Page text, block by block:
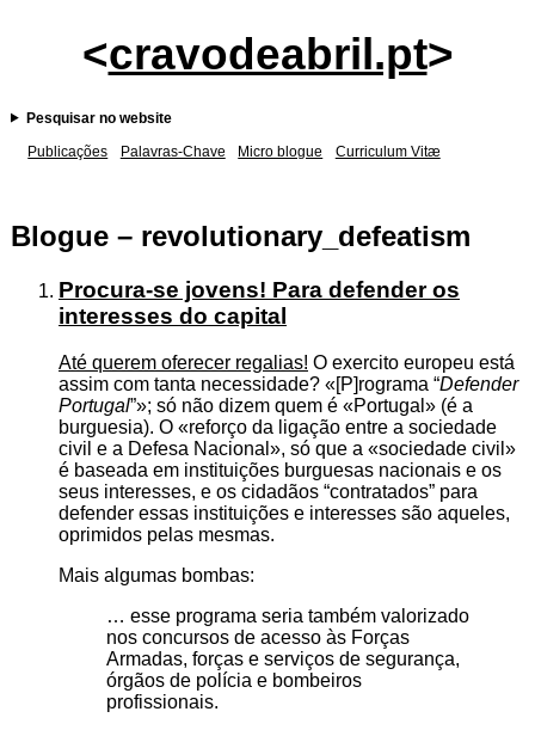
<cravodeabril.pt>
Pesquisar no website
Publicações Palavras-Chave Micro blogue Curriculum Vitæ
Blogue – revolutionary_defeatism
Procura-se jovens! Para defender os
interesses do capital
Até querem oferecer regalias! O exercito europeu está
assim com tanta necessidade?
[P]rograma “Defender
Portugal” ; só não dizem quem é Portugal
(é a
burguesia). O
reforço da ligação entre a sociedade
civil e a Defesa Nacional
, só que a
sociedade civil
é baseada em instituições burguesas nacionais e os
seus interesses, e os cidadãos “contratados” para
defender essas instituições e interesses são aqueles,
oprimidos pelas mesmas.
Mais algumas bombas:
… esse programa seria também valorizado
nos concursos de acesso às Forças
Armadas, forças e serviços de segurança,
órgãos de polícia e bombeiros
profissionais.